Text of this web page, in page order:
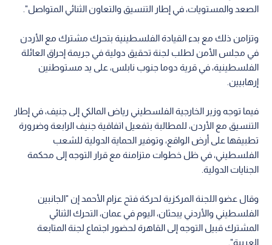
الصعد والمستويات، في إطار التنسيق والتعاون الثنائي المتواصل".
وتزامن ذلك مع بدء القيادة الفلسطينية بتحرك مشترك مع الأردن
في مجلس الأمن لطلب لجنة تحقيق دولية في جريمة إحراق العائلة
الفلسطينية، في قرية دوما جنوب نابلس، على يد مستوطنين
إرهابيين.
فيما توجه وزير الخارجية الفلسطيني رياض المالكي إلى جنيف، في إطار
التنسيق مع الأردن، للمطالبة بتفعيل اتفاقية جنيف الرابعة وضرورة
تطبيقها على أرض الواقع، وتوفير الحماية الدولية للشعب
الفلسطيني، في ظل خطوات متزامنة مع قرار التوجه إلى محكمة
الجنايات الدولية.
وقال عضو اللجنة المركزية لحركة فتح عزام الأحمد إن "الجانبين
الفلسطيني والأردني يبحثان، اليوم في عمان، التحرك الثنائي
المشترك قبيل التوجه إلى القاهرة لحضور اجتماع لجنة المتابعة
العربية".